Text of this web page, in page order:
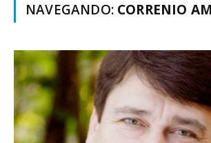
NAVEGANDO: CORRENIO